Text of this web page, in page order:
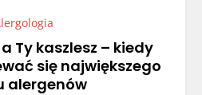
Ty kaszlesz – kiedy
się największego
alergenów